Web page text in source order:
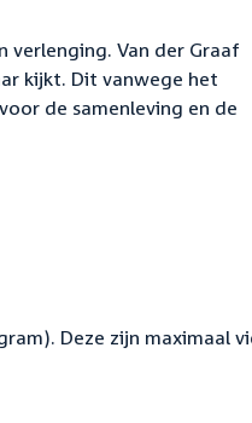
Van der Graaf
kijkt. Dit vanwege het
de samenleving en de
Deze zijn maximaal